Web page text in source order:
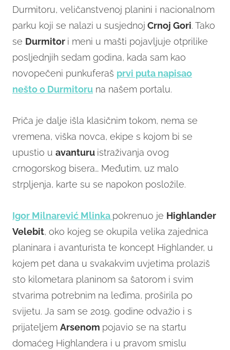
Durmitoru, veličanstvenoj planini i nacionalnom
parku koji se nalazi u susjednoj Crnoj Gori. Tako
se Durmitor i meni u mašti pojavljuje otprilike
posljednjih sedam godina, kada sam kao
novopečeni punkuferaš prvi puta napisao
nešto o Durmitoru na našem portalu.
Priča je dalje išla klasičnim tokom, nema se
vremena, viška novca, ekipe s kojom bi se
upustio u avanturu istraživanja ovog
crnogorskog bisera… Međutim, uz malo
strpljenja, karte su se napokon posložile.
Igor Milnarević Mlinka pokrenuo je Highlander
Velebit, oko kojeg se okupila velika zajednica
planinara i avanturista te koncept Highlander, u
kojem pet dana u svakakvim uvjetima prolaziš
sto kilometara planinom sa šatorom i svim
stvarima potrebnim na leđima, proširila po
svijetu. Ja sam se 2019. godine odvažio i s
prijateljem Arsenom pojavio se na startu
domaćeg Highlandera i u pravom smislu